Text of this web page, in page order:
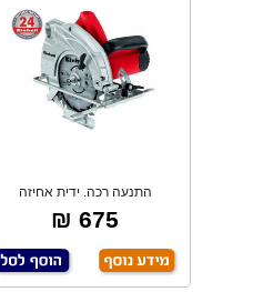
התנעה רכה. ידית אחיזה
ארגונומית. כיוון ג
675 ₪